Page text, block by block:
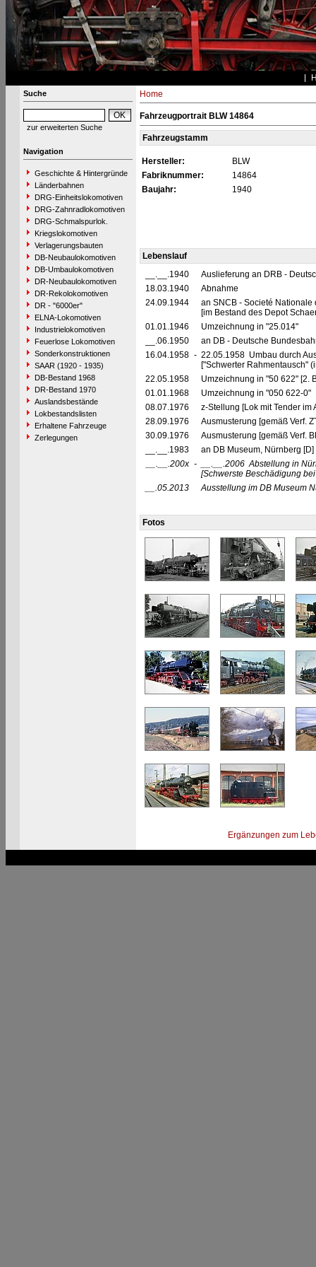
Suche
zur erweiterten Suche
Navigation
Geschichte & Hintergründe
Länderbahnen
DRG-Einheitslokomotiven
DRG-Zahnradlokomotiven
DRG-Schmalspurlok.
Kriegslokomotiven
Verlagerungsbauten
DB-Neubaulokomotiven
DB-Umbaulokomotiven
DR-Neubaulokomotiven
DR-Rekolokomotiven
DR - "6000er"
ELNA-Lokomotiven
Industrielokomotiven
Feuerlose Lokomotiven
Sonderkonstruktionen
SAAR (1920 - 1935)
DB-Bestand 1968
DR-Bestand 1970
Auslandsbestände
Lokbestandslisten
Erhaltene Fahrzeuge
Zerlegungen
Home
Fahrzeugportrait BLW 14864
Fahrzeugstamm
Hersteller:
BLW
Fabriknummer:
14864
Baujahr:
1940
Lebenslauf
__.__.1940
Auslieferung an DRB -
18.03.1940
Abnahme
24.09.1944
an SNCB - Societé
[im Bestand des Depot
01.01.1946
Umzeichnung in "25.014"
__.06.1950
an DB - Deutsche
16.04.1958 - 22.05.1958 Umbau durch
["Schwerter Rahmentausch"
22.05.1958
Umzeichnung in "50 622" [2.
01.01.1968
Umzeichnung in "050 622-0"
08.07.1976
z-Stellung [Lok mit Tender im
28.09.1976
Ausmusterung [gemäß Verf.
30.09.1976
Ausmusterung [gemäß Verf.
__.__.1983
an DB Museum, Nürnberg
__.__.200x - __.__.2006 Abstellung in
[Schwerste Beschädigung
__.05.2013
Ausstellung im DB Museum
Fotos
Ergänzungen zum